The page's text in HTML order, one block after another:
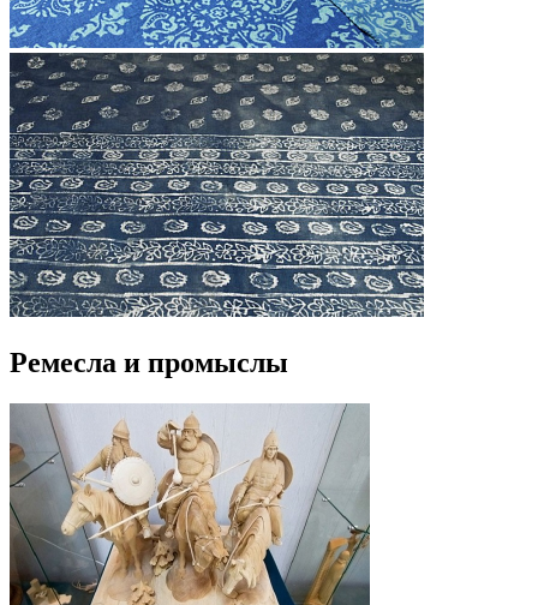
Ремесла и промыслы